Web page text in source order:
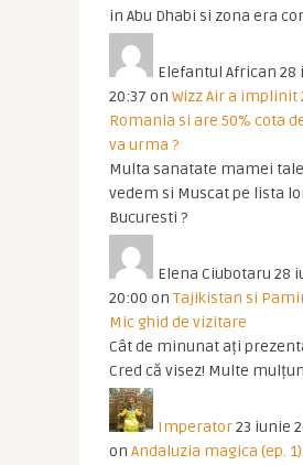
in Abu Dhabi si zona era
Elefantul African 28
20:37 on Wizz Air a implinit
Romania si are 50% cota
va urma ?
Multa sanatate mamei
vedem si Muscat pe lista
Bucuresti ?
Elena Ciubotaru 28
20:00 on Tajikistan si
Mic ghid de vizitare
Cât de minunat ați
Cred că visez! Multe
Imperator23 iunie
on Andaluzia magica (ep.